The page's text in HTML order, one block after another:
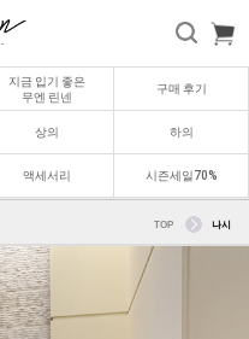
지금 입기 좋은
무엔 린넨
구매 후기
상의 하의
액세서리 시즌세일70%
TOP 나시